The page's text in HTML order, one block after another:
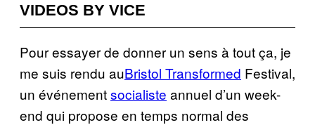
VIDEOS BY VICE
Pour essayer de donner un sens à tout ça, je
me suis rendu auBristol Transformed Festival,
un événementsocialiste annuel d’un week-
end qui propose en temps normal des